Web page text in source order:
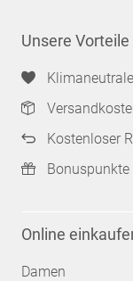
Unsere Vorteile
Kostenloser
Online
Damen